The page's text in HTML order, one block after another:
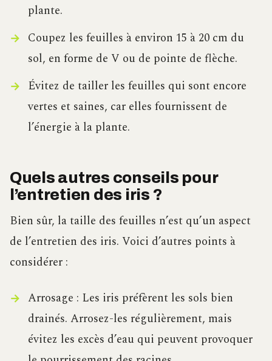
plante.
Coupez les feuilles à environ 15 à 20 cm du
sol, en forme de V ou de pointe de flèche.
Évitez de tailler les feuilles qui sont encore
vertes et saines, car elles fournissent de
l’énergie à la plante.
Quels autres conseils pour
l’entretien des iris ?
Bien sûr, la taille des feuilles n’est qu’un aspect
de l’entretien des iris. Voici d’autres points à
considérer :
Arrosage : Les iris préfèrent les sols bien
drainés. Arrosez-les régulièrement, mais
évitez les excès d’eau qui peuvent provoquer